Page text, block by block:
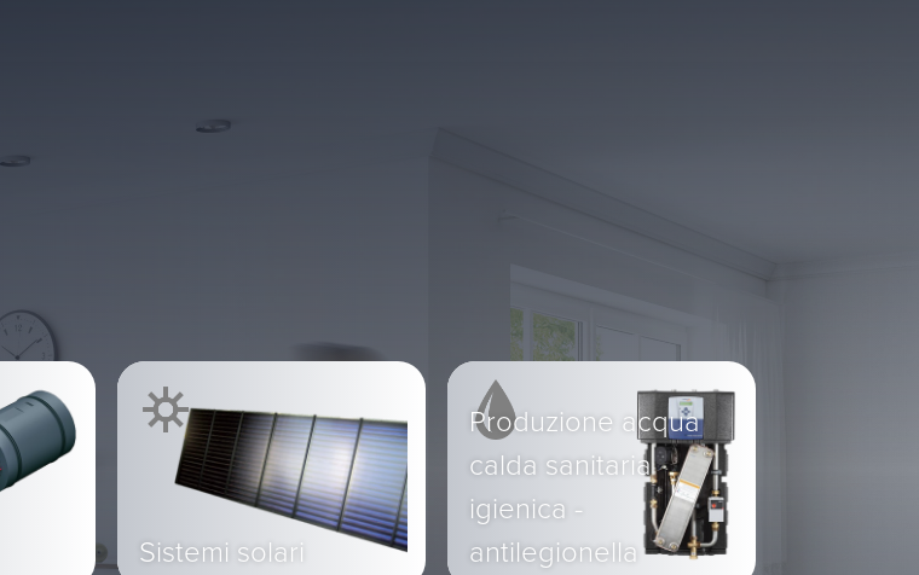
Sistemi solari
Produzione acqua
calda sanitaria
igienica -
antilegionella